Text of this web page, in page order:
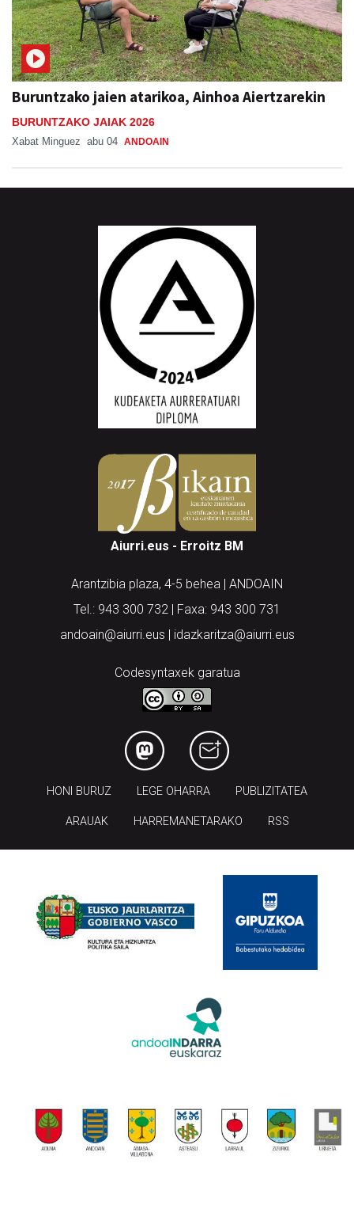
Buruntzako jaien atarikoa, Ainhoa Aiertzarekin
BURUNTZAKO JAIAK 2026
Xabat Minguez abu 04 ANDOAIN
Aiurri.eus - Erroitz BM
Arantzibia plaza, 4-5 behea | ANDOAIN
Tel.: 943 300 732 | Faxa: 943 300 731
andoain@aiurri.eus | idazkaritza@aiurri.eus
Codesyntaxek garatua
HONI BURUZ LEGE OHARRA PUBLIZITATEA
ARAUAK HARREMANETARAKO RSS